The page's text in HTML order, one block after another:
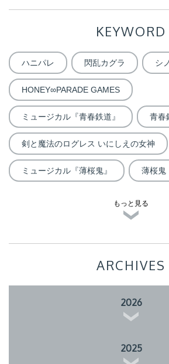
KEYWORD
ハニパレ 閃乱カグラ シ
HONEY∞PARADE GAMES
ミュージカル『青春鉄道』 青春
剣と魔法のログレス いにしえの女神
ミュージカル『薄桜鬼』 薄桜鬼
もっと見る
ARCHIVES
2026
2025